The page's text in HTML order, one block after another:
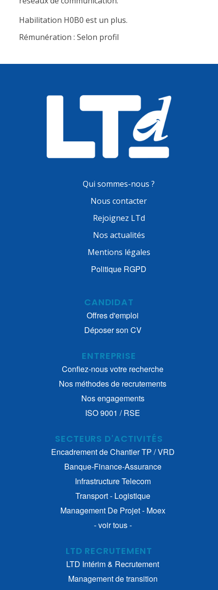
Habilitation H0B0 est un plus.
Rémunération : Selon profil
Qui sommes-nous ?
Nous contacter
Rejoignez LTd
Nos actualités
Mentions légales
Politique RGPD
CANDIDAT
Offres d'emploi
Déposer son CV
ENTREPRISE
Confiez-nous votre recherche
Nos méthodes de recrutements
Nos engagements
ISO 9001 / RSE
SECTEURS D'ACTIVITÉS
Encadrement de Chantier TP / VRD
Banque-Finance-Assurance
Infrastructure Telecom
Transport - Logistique
Management De Projet - Moex
- voir tous -
LTD RECRUTEMENT
LTD Intérim & Recrutement
Management de transition